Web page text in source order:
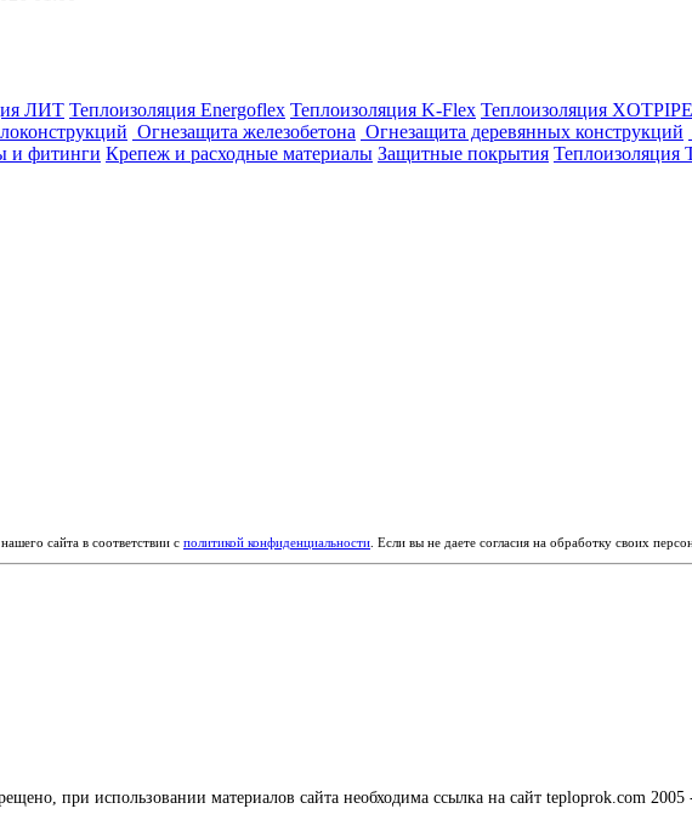
ЛИТ Теплоизоляция Energoflex Теплоизоляция K-Flex Теплоизоляция XOTPIPE
Огнезащита железобетона Огнезащита деревянных конструкций
и фитинги Крепеж и расходные материалы Защитные покрытия Теплоизоляция
сайта в соответствии с политикой конфиденциальности . Если вы не даете согласия на обработку своих
при использовании материалов сайта необходима ссылка на сайт teploprok.com 2005